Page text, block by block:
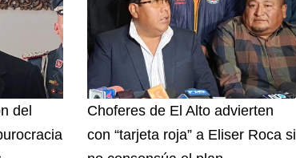
del
Choferes de El Alto advierten
con “tarjeta roja” a Eliser Roca si